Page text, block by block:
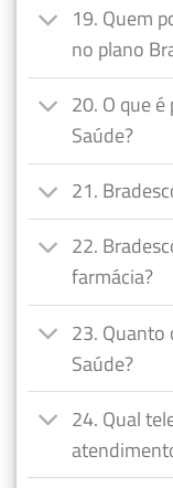
19. Quem
no plano
20. O que
Saúde?
21.
22.
farmácia?
23. Quanto
Saúde?
24. Qual